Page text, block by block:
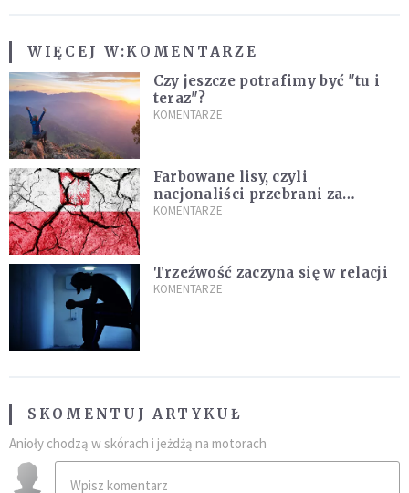
WIĘCEJ W:KOMENTARZE
Czy jeszcze potrafimy być "tu i
teraz"?
KOMENTARZE
Farbowane lisy, czyli
nacjonaliści przebrani za
chrześcijan
KOMENTARZE
Trzeźwość zaczyna się w relacji
KOMENTARZE
SKOMENTUJ ARTYKUŁ
Anioły chodzą w skórach i jeżdżą na motorach